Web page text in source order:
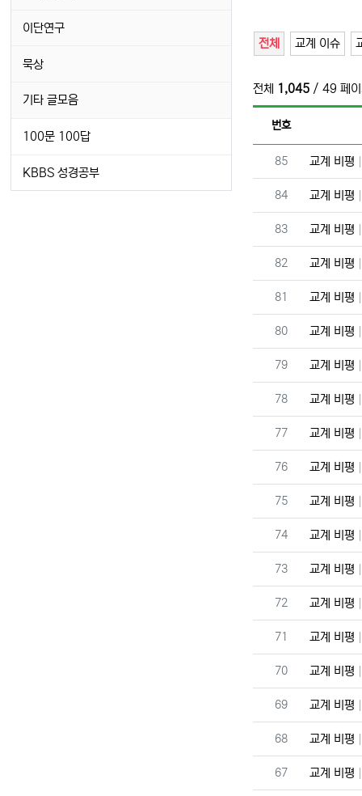
전체 교계 이슈
전체 1,045 / 49 페
번호
번호
85 교계 비평
번호
84 교계 비평
번호
83 교계 비평
번호
82 교계 비평
번호
81 교계 비평
번호
80 교계 비평
번호
79 교계 비평
번호
78 교계 비평
번호
77 교계 비평
번호
76 교계 비평
번호
75 교계 비평
번호
74 교계 비평
번호
73 교계 비평
번호
72 교계 비평
번호
71 교계 비평
번호
70 교계 비평
번호
69 교계 비평
번호
68 교계 비평
번호
67 교계 비평
이단연구
묵상
기타 글모음
100문 100답
KBBS 성경공부